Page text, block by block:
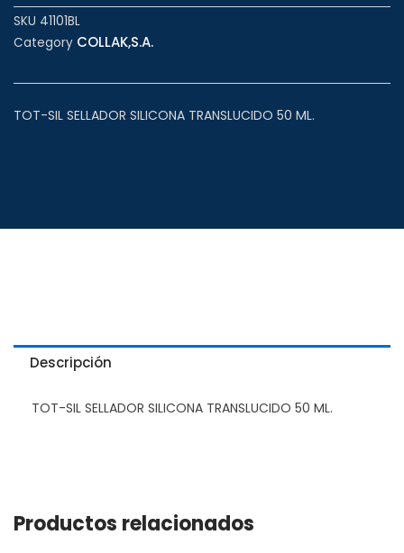
SKU 41101BL
Category COLLAK,S.A.
TOT-SIL SELLADOR SILICONA TRANSLUCIDO 50 ML.
Descripción
TOT-SIL SELLADOR SILICONA TRANSLUCIDO 50 ML.
Productos relacionados